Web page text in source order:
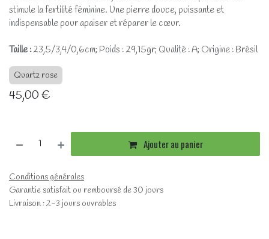
stimule la fertilité féminine. Une pierre douce, puissante et
indispensable pour apaiser et réparer le cœur.
Taille :23,5/3,4/0,6cm; Poids : 29,15gr; Qualité : A; Origine : Brésil
Quartz rose
45,00€
Ajouter au panier
Conditions générales
Garantie satisfait ou remboursé de 30 jours
Livraison : 2-3 jours ouvrables